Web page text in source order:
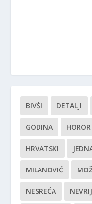
BIVŠI DETALJI
GODINA HOROR
HRVATSKI
MILANOVIĆ
NESREĆA